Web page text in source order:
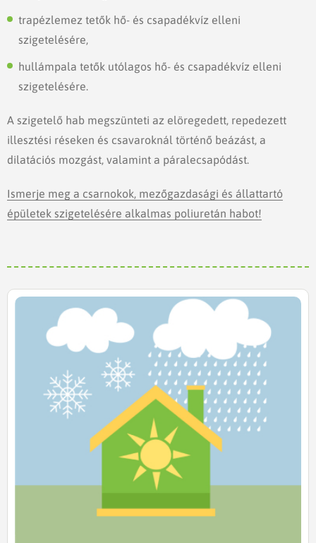
trapézlemez tetők hő- és csapadékvíz elleni
szigetelésére,
hullámpala tetők utólagos hő- és csapadékvíz elleni
szigetelésére.
A szigetelő hab megszünteti az elöregedett, repedezett
illesztési réseken és csavaroknál történő beázást, a
dilatációs mozgást, valamint a páralecsapódást.
Ismerje meg a csarnokok, mezőgazdasági és állattartó
épületek szigetelésére alkalmas poliuretán habot!